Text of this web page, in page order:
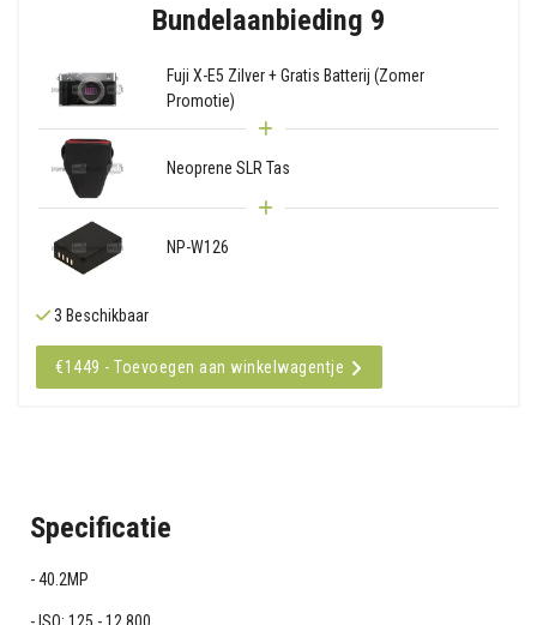
Bundelaanbieding 9
Fuji X-E5 Zilver + Gratis Batterij (Zomer
Promotie)
Neoprene SLR Tas
NP-W126
3 Beschikbaar
€1449 - Toevoegen aan winkelwagentje
Specificatie
40.2MP